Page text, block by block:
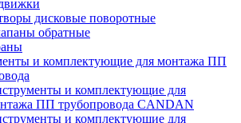
дисковые поворотные
обратные
и комплектующие для монтажа ПП
и комплектующие для
ПП трубопровода CANDAN
и комплектующие для